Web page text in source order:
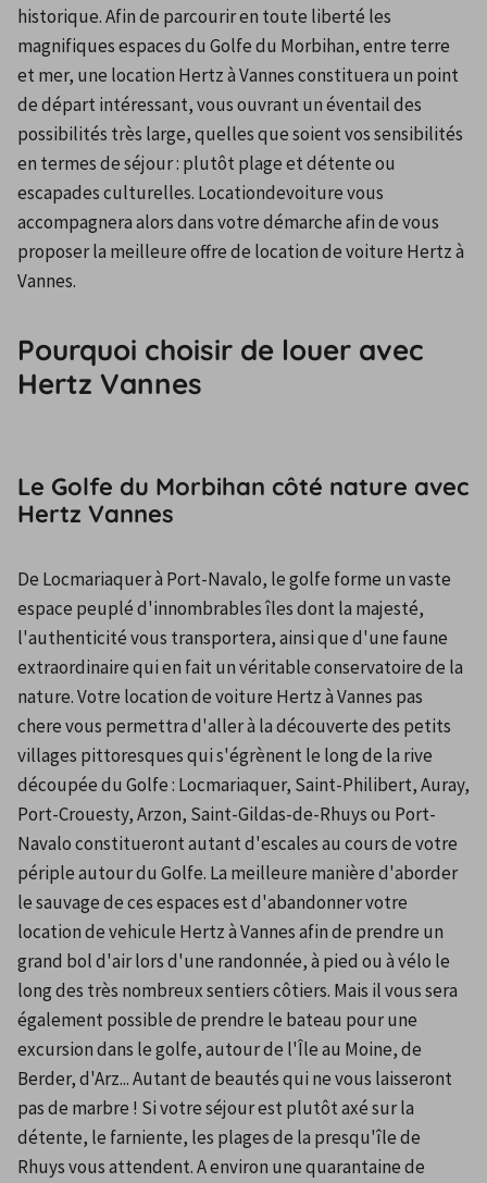
historique. Afin de parcourir en toute liberté les
magnifiques espaces du Golfe du Morbihan, entre terre
et mer, une location Hertz à Vannes constituera un point
de départ intéressant, vous ouvrant un éventail des
possibilités très large, quelles que soient vos sensibilités
en termes de séjour : plutôt plage et détente ou
escapades culturelles. Locationdevoiture vous
accompagnera alors dans votre démarche afin de vous
proposer la meilleure offre de location de voiture Hertz à
Vannes.
Pourquoi choisir de louer avec
Hertz Vannes
Le Golfe du Morbihan côté nature avec
Hertz Vannes
De Locmariaquer à Port-Navalo, le golfe forme un vaste
espace peuplé d'innombrables îles dont la majesté,
l'authenticité vous transportera, ainsi que d'une faune
extraordinaire qui en fait un véritable conservatoire de la
nature. Votre location de voiture Hertz à Vannes pas
chere vous permettra d'aller à la découverte des petits
villages pittoresques qui s'égrènent le long de la rive
découpée du Golfe : Locmariaquer, Saint-Philibert, Auray,
Port-Crouesty, Arzon, Saint-Gildas-de-Rhuys ou Port-
Navalo constitueront autant d'escales au cours de votre
périple autour du Golfe. La meilleure manière d'aborder
le sauvage de ces espaces est d'abandonner votre
location de vehicule Hertz à Vannes afin de prendre un
grand bol d'air lors d'une randonnée, à pied ou à vélo le
long des très nombreux sentiers côtiers. Mais il vous sera
également possible de prendre le bateau pour une
excursion dans le golfe, autour de l'Île au Moine, de
Berder, d'Arz... Autant de beautés qui ne vous laisseront
pas de marbre ! Si votre séjour est plutôt axé sur la
détente, le farniente, les plages de la presqu'île de
Rhuys vous attendent. A environ une quarantaine de